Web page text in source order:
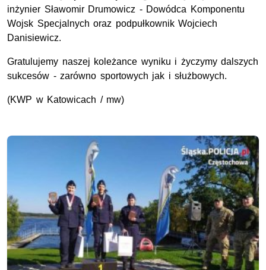
inżynier Sławomir Drumowicz - Dowódca Komponentu
Wojsk Specjalnych oraz podpułkownik Wojciech
Danisiewicz.
Gratulujemy naszej koleżance wyniku i życzymy dalszych
sukcesów - zarówno sportowych jak i służbowych.
(KWP w Katowicach / mw)